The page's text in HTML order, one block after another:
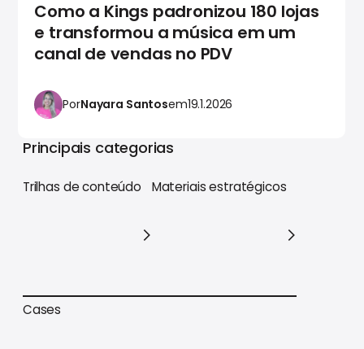
Como a Kings padronizou 180 lojas
e transformou a música em um
canal de vendas no PDV
PorNayara Santosem19.1.2026
Principais categorias
Trilhas de conteúdo
Trilhas de conteúdo
Materiais estratégicos
Cases